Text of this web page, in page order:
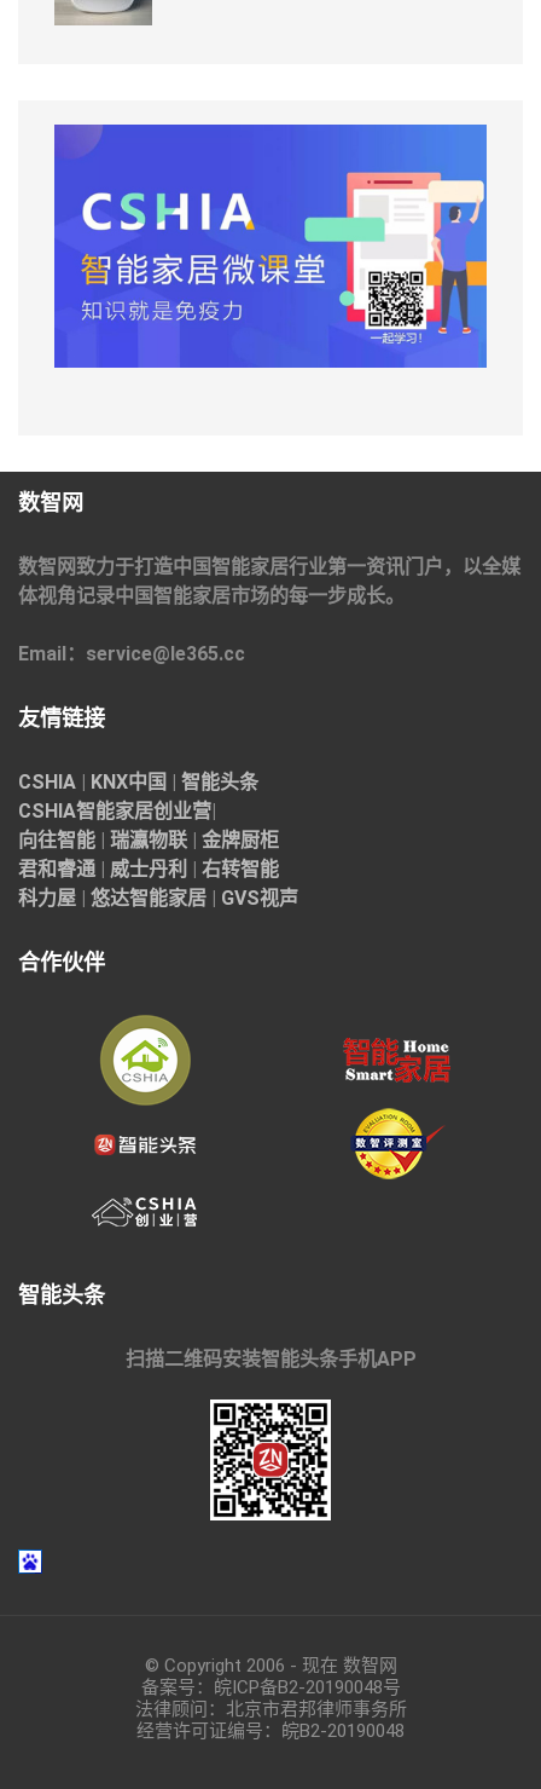
数智网
数智网致力于打造中国智能家居行业第一资讯门户，以全媒
体视角记录中国智能家居市场的每一步成长。
Email：service@le365.cc
友情链接
CSHIA KNX中国
智能头条
CSHIA智能家居创业营
向往智能
瑞瀛物联
金牌厨柜
君和睿通
威士丹利
右转智能
科力屋
悠达智能家居 GVS视声
合作伙伴
智能头条
扫描二维码安装智能头条手机APP
© Copyright 2006 - 现在 数智网
备案号： 皖ICP备B2-20190048号
法律顾问：北京市君邦律师事务所
经营许可证编号：皖B2-20190048